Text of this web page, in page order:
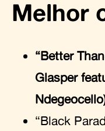
Melhor
“Better
Glasper
“Black